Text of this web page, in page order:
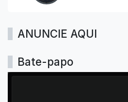
ANUNCIE AQUI
Bate-papo